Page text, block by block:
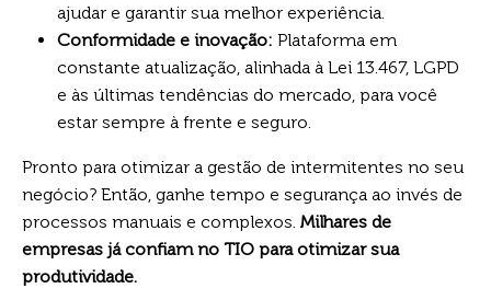
ajudar e garantir sua melhor experiência.
Conformidade e inovação: Plataforma em
constante atualização, alinhada à Lei 13.467, LGPD
e às últimas tendências do mercado, para você
estar sempre à frente e seguro.
Pronto para otimizar a gestão de intermitentes no seu
negócio? Então, ganhe tempo e segurança ao invés de
processos manuais e complexos. Milhares de
empresas já confiam no TIO para otimizar sua
produtividade.